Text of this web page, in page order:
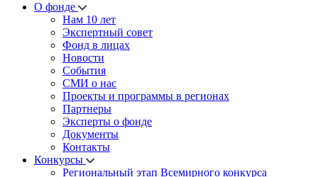
О фонде
Нам 10 лет
Экспертный совет
Фонд в лицах
Новости
События
СМИ о нас
Проекты и программы в регионах
Партнеры
Эксперты о фонде
Документы
Контакты
Конкурсы
Региональный этап Всемирного конкурса